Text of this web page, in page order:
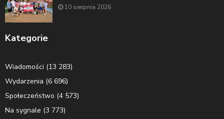
10 sierpnia 2026
Kategorie
Wiadomości (13 283)
Wydarzenia (6 696)
Społeczeństwo (4 573)
Na sygnale (3 773)